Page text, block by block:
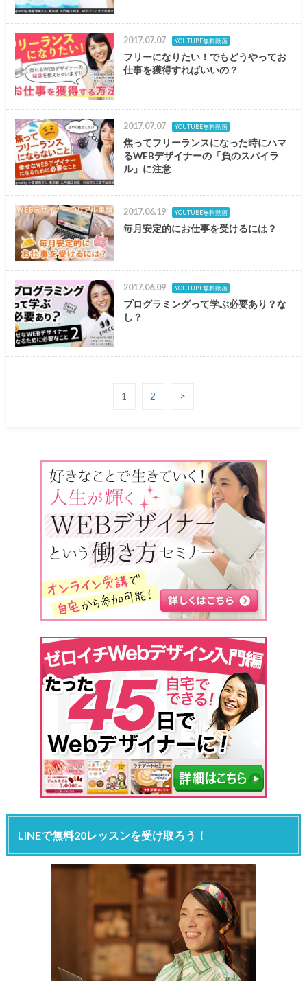
2017.07.07 YOUTUBE無料動画
フリーになりたい！でもどうやってお
仕事を獲得すればいいの？
2017.07.07 YOUTUBE無料動画
焦ってフリーランスになった時にハマ
るWEBデザイナーの「負のスパイラ
ル」に注意
2017.06.19 YOUTUBE無料動画
毎月安定的にお仕事を受けるには？
2017.06.09 YOUTUBE無料動画
プログラミングって学ぶ必要あり？な
し？
1 2 >
LINEで無料20レッスンを受け取ろう！